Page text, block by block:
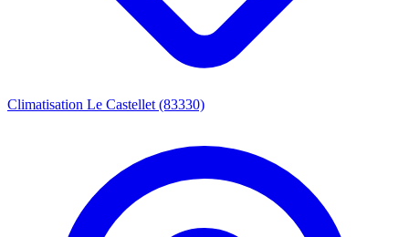
Climatisation Le Castellet (83330)